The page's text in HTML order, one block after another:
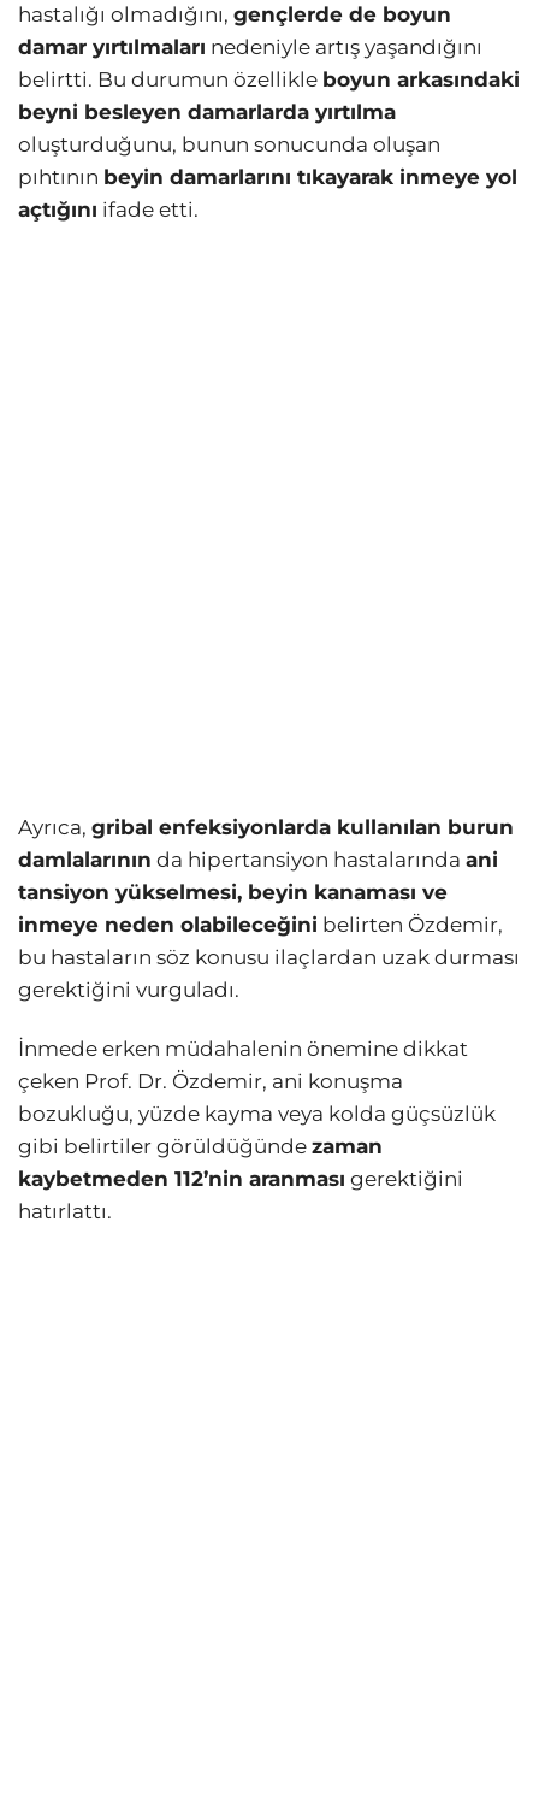
hastalığı olmadığını, gençlerde de boyun
damar yırtılmaları nedeniyle artış yaşandığını
belirtti. Bu durumun özellikle boyun arkasındaki
beyni besleyen damarlarda yırtılma
oluşturduğunu, bunun sonucunda oluşan
pıhtının beyin damarlarını tıkayarak inmeye yol
açtığını ifade etti.
Ayrıca, gribal enfeksiyonlarda kullanılan burun
damlalarının da hipertansiyon hastalarında ani
tansiyon yükselmesi, beyin kanaması ve
inmeye neden olabileceğini belirten Özdemir,
bu hastaların söz konusu ilaçlardan uzak durması
gerektiğini vurguladı.
İnmede erken müdahalenin önemine dikkat
çeken Prof. Dr. Özdemir, ani konuşma
bozukluğu, yüzde kayma veya kolda güçsüzlük
gibi belirtiler görüldüğünde zaman
kaybetmeden 112’nin aranması gerektiğini
hatırlattı.